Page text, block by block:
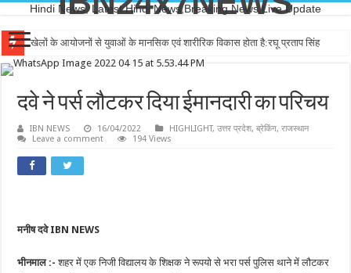
Hindi News, Latest Hindi News,Breaking News,Live Update
खेलों के आयोजनों से युवाओं के मानसिक एवं शारीरिक विकास होता है:रघू प्रताप सिंह
दवे ने पर्स लौटकर दिया ईमानदारी का परिचय
IBN NEWS 16/04/2022 HIGHLIGHT,उत्तर प्रदेश,ब्रेकिंग,राजस्थान
Leave a comment
194 Views
मनीष दवे IBN NEWS
भीनमाल :- शहर में एक निजी विद्यालय के शिक्षक ने रूपयो से भरा पर्स पुलिस थाने में लौटकर